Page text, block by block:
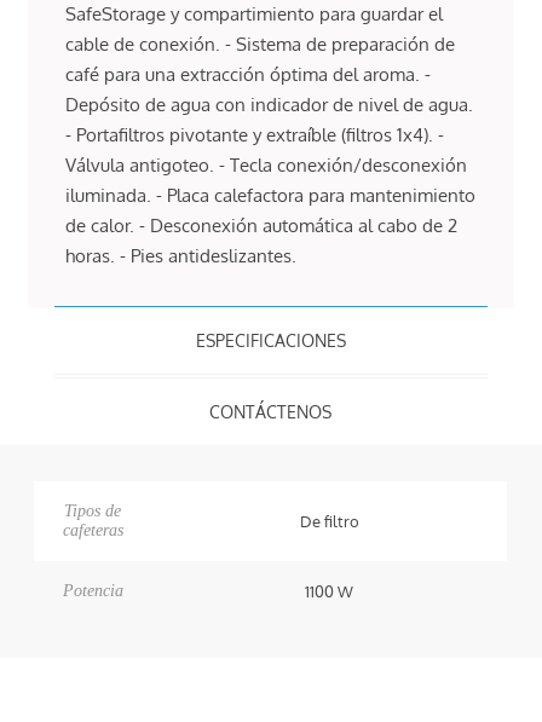
SafeStorage y compartimiento para guardar el
cable de conexión. - Sistema de preparación de
café para una extracción óptima del aroma. -
Depósito de agua con indicador de nivel de agua.
- Portafiltros pivotante y extraíble (filtros 1x4). -
Válvula antigoteo. - Tecla conexión/desconexión
iluminada. - Placa calefactora para mantenimiento
de calor. - Desconexión automática al cabo de 2
horas. - Pies antideslizantes.
ESPECIFICACIONES
CONTÁCTENOS
Tipos de
cafeteras
De filtro
Potencia 1100 W